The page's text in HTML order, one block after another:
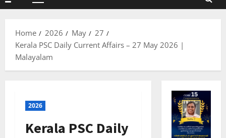
Primary
Home
2026 May
27
Kerala PSC Daily Current Affairs – 27 May 2026 |
Malayalam
2026
Kerala PSC Daily